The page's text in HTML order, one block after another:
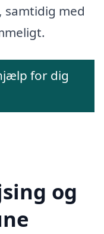
med
for dig
og